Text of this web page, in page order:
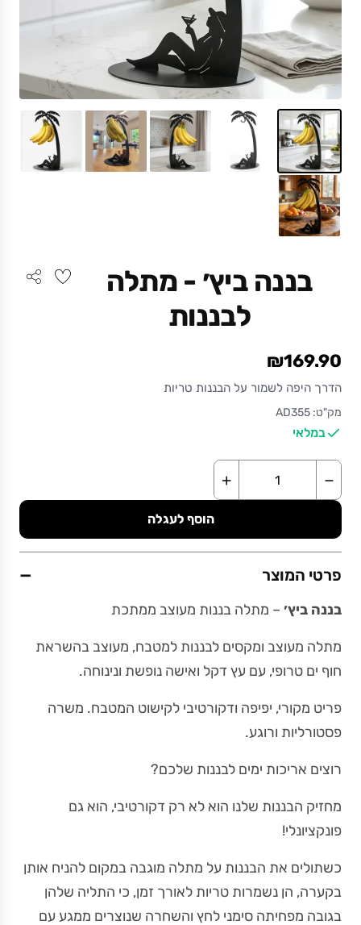
בננה ביץ׳ - מתלה
לבננות
₪169.90
הדרך היפה לשמור על הבננות טריות
מק"ט: AD355
במלאי
−
+
הוסף לעגלה
פרטי המוצר −
בננה ביץ׳ – מתלה בננות מעוצב ממתכת
מתלה מעוצב ומקסים לבננות למטבח, מעוצב בהשראת
חוף ים טרופי, עם עץ דקל ואישה נופשת ונינוחה.
פריט מקורי, יפיפה ודקורטיבי לקישוט המטבח. משרה
פסטורליות ורוגע.
רוצים אריכות ימים לבננות שלכם?
מחזיק הבננות שלנו הוא לא רק דקורטיבי, הוא גם
פונקציונלי!
כשתולים את הבננות על מתלה מוגבה במקום להניח אותן
בקערה, הן נשמרות טריות לאורך זמן, כי התליה שלהן
בגובה מפחיתה סימני לחץ והשחרה שנוצרים ממגע עם